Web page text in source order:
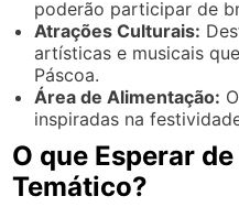
poderão participar de
Atrações Culturais:
artísticas e musicais
Páscoa.
Área de Alimentação:
inspiradas na
O que Esperar
Temático?